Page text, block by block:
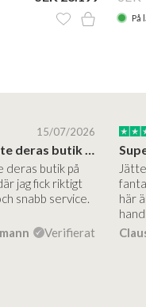
På
15/07/2026
deras butik på
jag fick riktigt
snabb service.
Verifierat
här